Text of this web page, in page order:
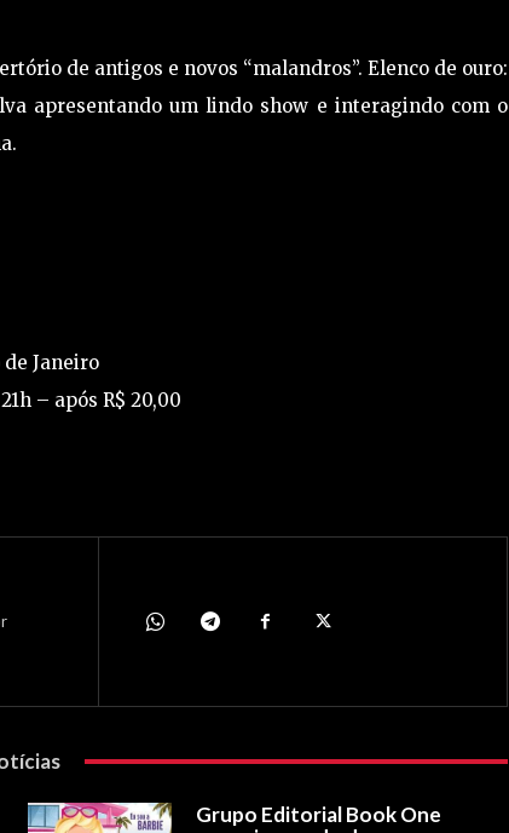
de antigos e novos “malandros”. Elenco de ouro:
apresentando um lindo show e interagindo com o
de Janeiro
– após R$ 20,00
Grupo Editorial Book One